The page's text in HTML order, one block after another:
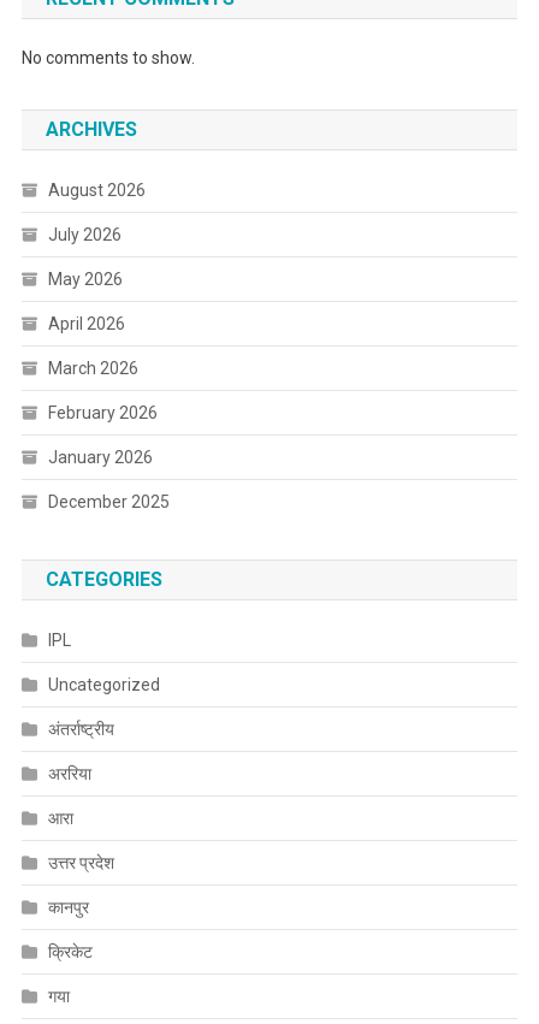
No comments to show.
ARCHIVES
August 2026
July 2026
May 2026
April 2026
March 2026
February 2026
January 2026
December 2025
CATEGORIES
IPL
Uncategorized
अंतर्राष्ट्रीय
अररिया
आरा
उत्तर प्रदेश
कानपुर
क्रिकेट
गया